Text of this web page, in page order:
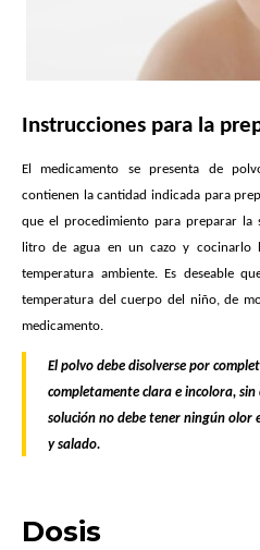
Instrucciones para la
El medicamento se presenta de
contienen la cantidad indicada para
que el procedimiento para preparar la
litro de agua en un cazo y cocinarlo
temperatura ambiente. Es deseable
temperatura del cuerpo del niño, de
medicamento.
El polvo debe disolverse por
completamente clara e incolora, sin
solución no debe tener ningún olor
y salado.
Dosis